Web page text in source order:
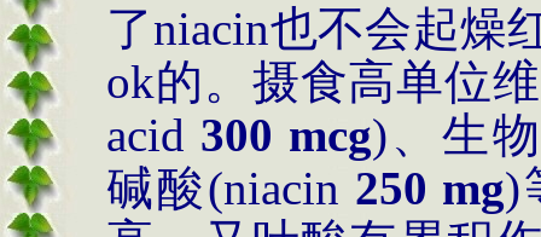
了niacin也不会起燥
ok的。摄食高单位
acid 300 mcg)、生
碱酸(niacin 250 mg)